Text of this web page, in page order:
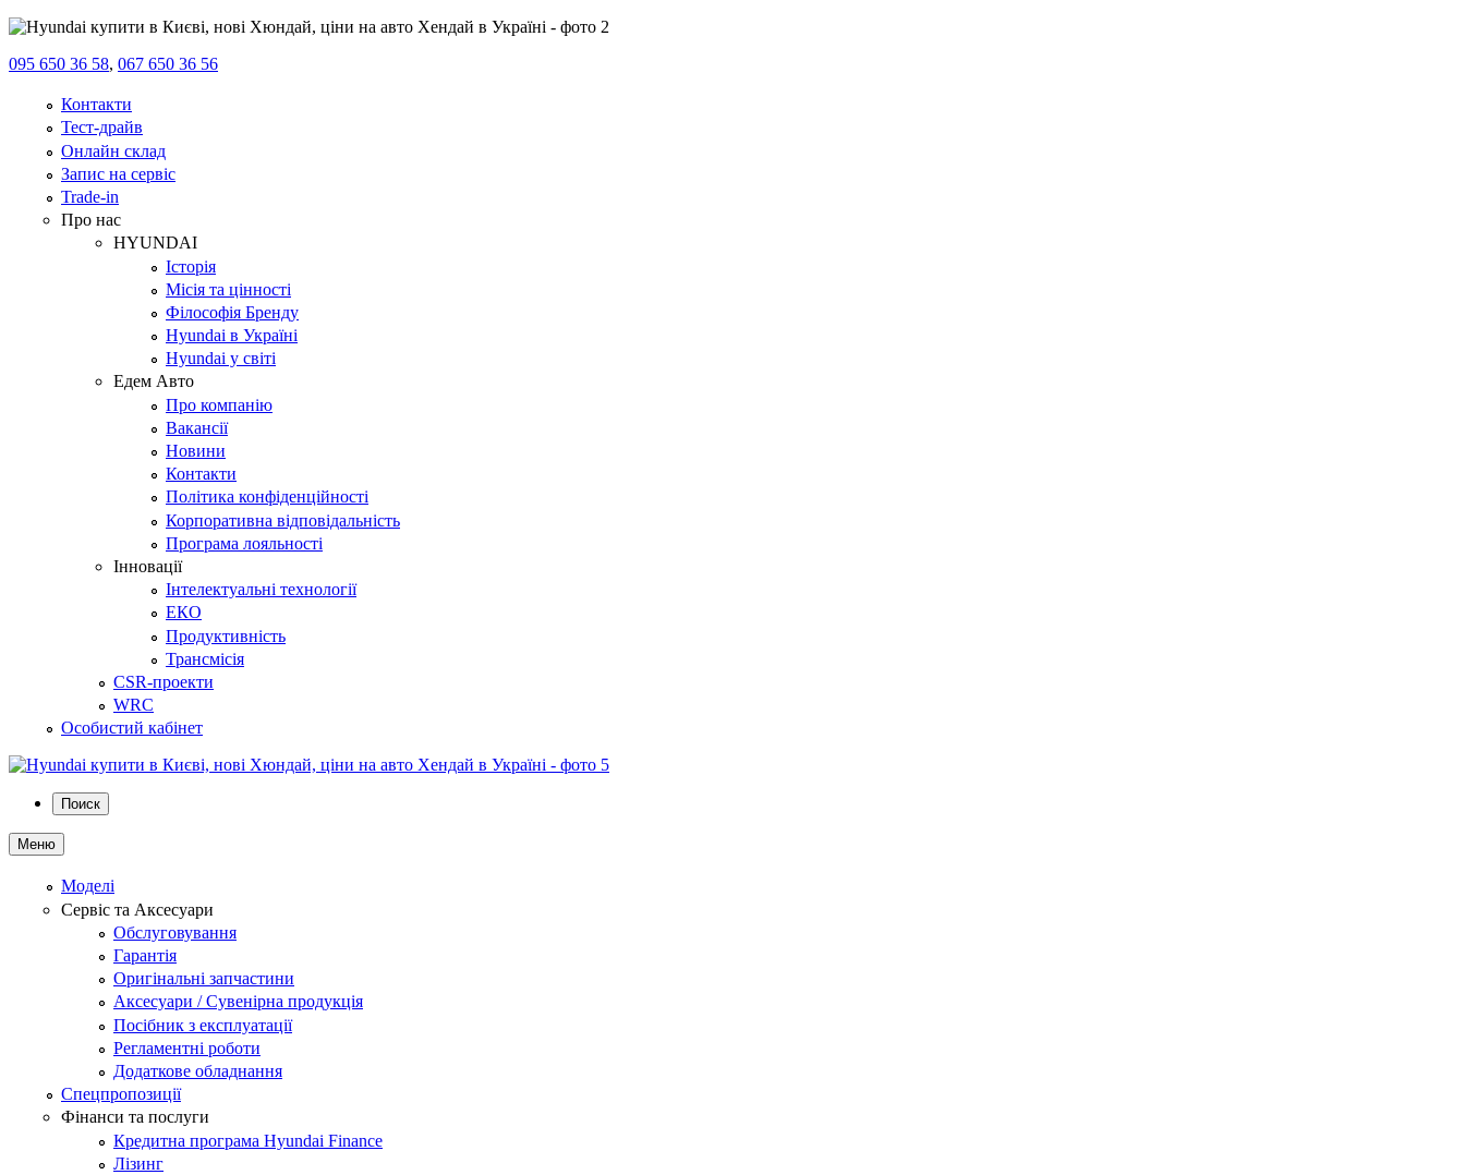
095 650 36 58, 067 650 36 56
Контакти
Тест-драйв
Онлайн склад
Запис на сервіс
Trade-in
Про нас
HYUNDAI
Історія
Місія та цінності
Філософія Бренду
Hyundai в Україні
Hyundai у світі
Едем Авто
Про компанію
Вакансії
Новини
Контакти
Політика конфіденційності
Корпоративна відповідальність
Програма лояльності
Інновації
Інтелектуальні технології
ЕКО
Продуктивність
Трансмісія
CSR-проекти
WRC
Особистий кабінет
Поиск
Меню
Моделі
Сервіс та Аксесуари
Обслуговування
Гарантія
Оригінальні запчастини
Аксесуари / Сувенірна продукція
Посібник з експлуатації
Регламентні роботи
Додаткове обладнання
Спецпропозиції
Фінанси та послуги
Кредитна програма Hyundai Finance
Лізинг